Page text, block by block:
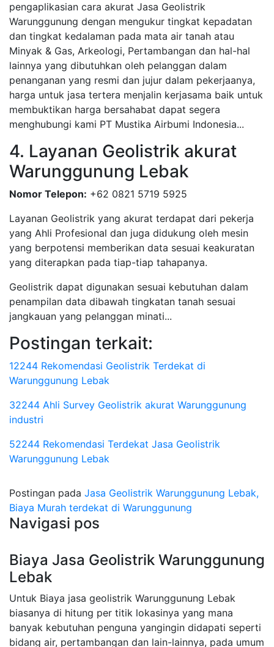
pengaplikasian cara akurat Jasa Geolistrik
Warunggunung dengan mengukur tingkat kepadatan
dan tingkat kedalaman pada mata air tanah atau
Minyak & Gas, Arkeologi, Pertambangan dan hal-hal
lainnya yang dibutuhkan oleh pelanggan dalam
penanganan yang resmi dan jujur dalam pekerjaanya,
harga untuk jasa tertera menjalin kerjasama baik untuk
membuktikan harga bersahabat dapat segera
menghubungi kami PT Mustika Airbumi Indonesia...
4. Layanan Geolistrik akurat
Warunggunung Lebak
Nomor Telepon: +62 0821 5719 5925
Layanan Geolistrik yang akurat terdapat dari pekerja
yang Ahli Profesional dan juga didukung oleh mesin
yang berpotensi memberikan data sesuai keakuratan
yang diterapkan pada tiap-tiap tahapanya.
Geolistrik dapat digunakan sesuai kebutuhan dalam
penampilan data dibawah tingkatan tanah sesuai
jangkauan yang pelanggan minati...
Postingan terkait:
12244 Rekomendasi Geolistrik Terdekat di
Warunggunung Lebak
32244 Ahli Survey Geolistrik akurat Warunggunung
industri
52244 Rekomendasi Terdekat Jasa Geolistrik
Warunggunung Lebak
Postingan pada Jasa Geolistrik Warunggunung Lebak,
Biaya Murah terdekat di Warunggunung
Navigasi pos
Biaya Jasa Geolistrik Warunggunung
Lebak
Untuk Biaya jasa geolistrik Warunggunung Lebak
biasanya di hitung per titik lokasinya yang mana
banyak kebutuhan penguna yangingin didapati seperti
bidang air, pertambangan dan lain-lainnya, pada umum